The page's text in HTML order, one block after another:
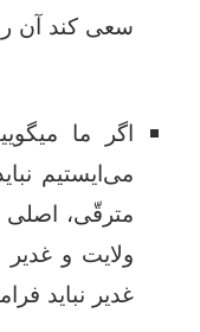
سعی کند آن را
اگر ما
می‌ایستیم
مترقّی، اصلی
ولایت و
غدیر نباید فراموش